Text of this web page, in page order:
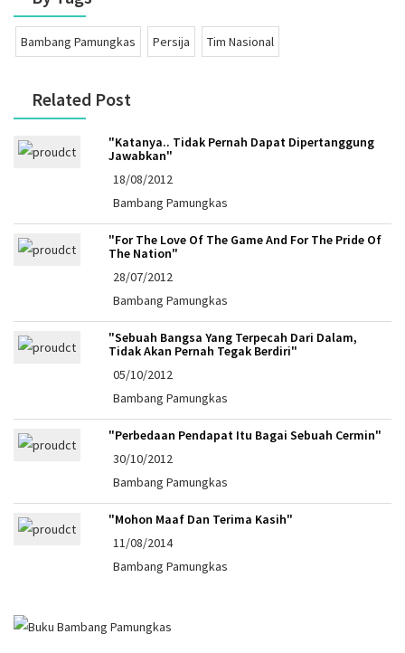
Bambang Pamungkas Persija Tim Nasional
Related Post
"Katanya.. Tidak Pernah Dapat Dipertanggung
Jawabkan"
18/08/2012
Bambang Pamungkas
"For The Love Of The Game And For The Pride Of
The Nation"
28/07/2012
Bambang Pamungkas
"Sebuah Bangsa Yang Terpecah Dari Dalam,
Tidak Akan Pernah Tegak Berdiri"
05/10/2012
Bambang Pamungkas
"Perbedaan Pendapat Itu Bagai Sebuah Cermin"
30/10/2012
Bambang Pamungkas
"Mohon Maaf Dan Terima Kasih"
11/08/2014
Bambang Pamungkas